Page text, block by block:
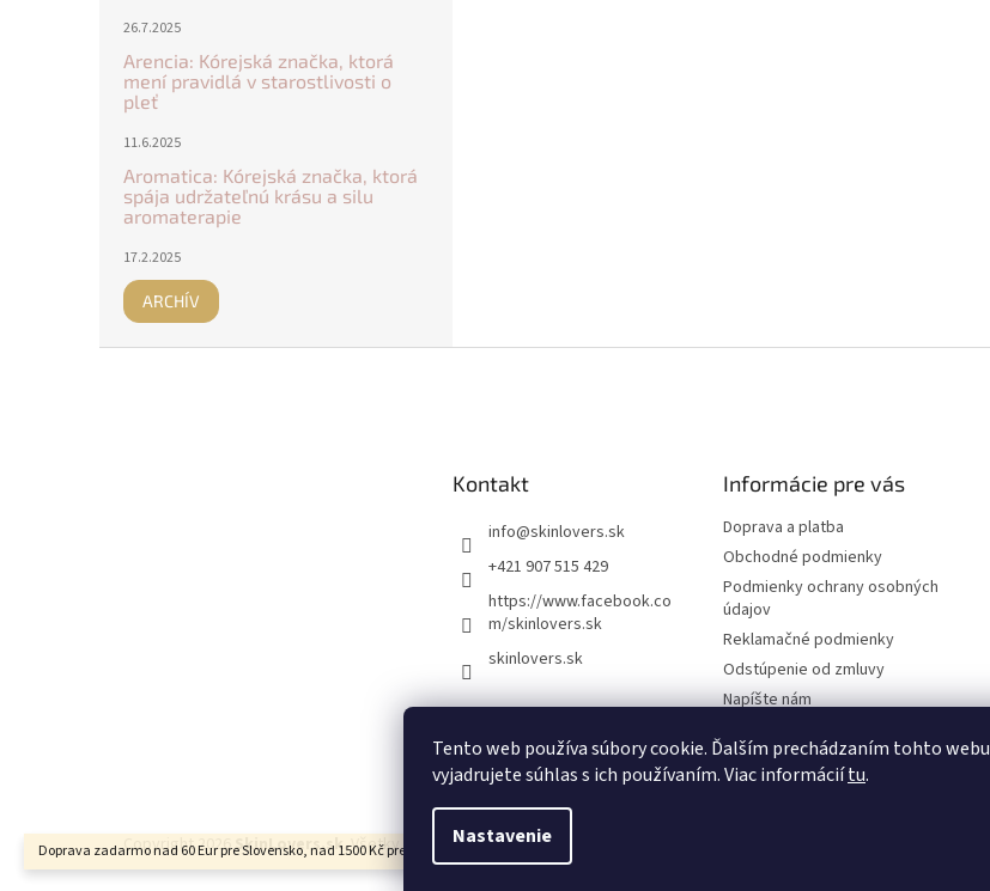
Tento web používa súbory cookie. Ďalším prechádzaním tohto webu
vyjadrujete súhlas s ich používaním. Viac informáciítu.
Nastavenie
Doprava zadarmo nad 60 Eur pre Slovensko, nad 1500 Kč pre Českú republiku.
26.7.2025
Arencia: Kórejská značka, ktorá
mení pravidlá v starostlivosti o
pleť
11.6.2025
Aromatica: Kórejská značka, ktorá
spája udržateľnú krásu a silu
aromaterapie
17.2.2025
ARCHÍV
Kontakt
info@skinlovers.sk
+421 907 515 429
https://www.facebook.co
m/skinlovers.sk
skinlovers.sk
Informácie pre vás
Doprava a platba
Obchodné podmienky
Podmienky ochrany osobných
údajov
Reklamačné podmienky
Odstúpenie od zmluvy
Napíšte nám
Copyright 2026SkinLovers.sk. Všetky práva vyhradené.